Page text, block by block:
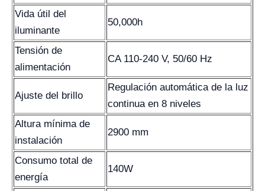
Vida útil del
iluminante
50,000h
Tensión de
alimentación
CA 110-240 V, 50/60 Hz
Ajuste del brillo
Regulación automática de la luz
continua en 8 niveles
Altura mínima de
instalación
2900 mm
Consumo total de
energía
140W